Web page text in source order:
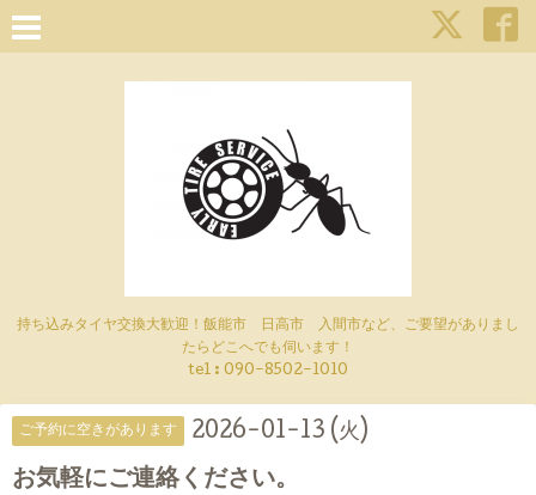
持ち込みタイヤ交換大歓迎！飯能市 日高市 入間市など、ご要望がありまし
たらどこへでも伺います！
tel : 090-8502-1010
ご予約に空きがあります 2026-01-13 (火)
お気軽にご連絡ください。